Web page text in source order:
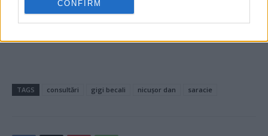
CONFIRM
TAGS consultări gigi becali nicușor dan saracie